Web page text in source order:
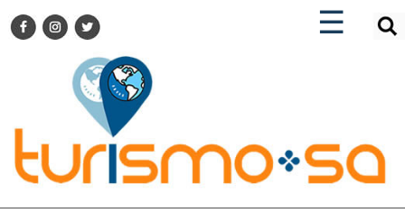
☰
×
TURISMO SA FOR BUSINESS
DESTINOS NACIONAIS
DESTINOS INTERNACIONAIS
CITY BREAK
TURISMO E MERCADO
×
ENCONTRE SUA NOTÍCIA